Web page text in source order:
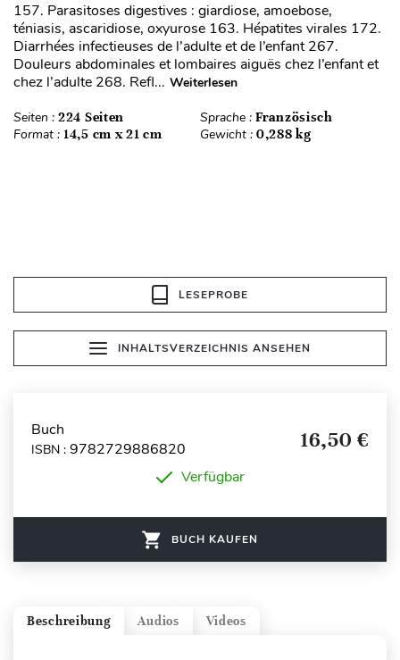
157. Parasitoses digestives : giardiose, amoebose,
téniasis, ascaridiose, oxyurose 163. Hépatites virales 172.
Diarrhées infectieuses de l’adulte et de l’enfant 267.
Douleurs abdominales et lombaires aiguës chez l’enfant et
chez l’adulte 268. Refl... Weiterlesen
Seiten : 224 Seiten Sprache : Französisch
Format : 14,5 cm x 21 cm Gewicht : 0,288 kg
LESEPROBE
INHALTSVERZEICHNIS ANSEHEN
Buch
ISBN : 9782729886820 16,50 €
Verfügbar
BUCH KAUFEN
Videos
Audios
Beschreibung